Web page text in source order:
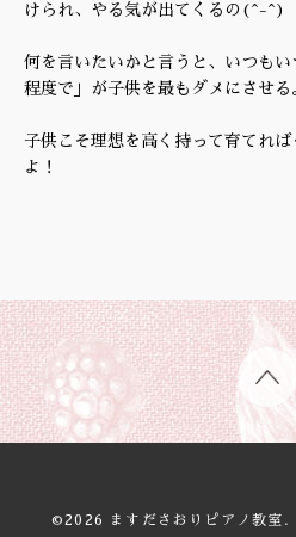
けられ、やる気が出てくるの(^-^)
何を言いたいかと言うと、いつも
程度で」が子供を最もダメにさせる
子供こそ理想を高く持って育てれ
よ！
©2026 ますださおりピアノ教室 .